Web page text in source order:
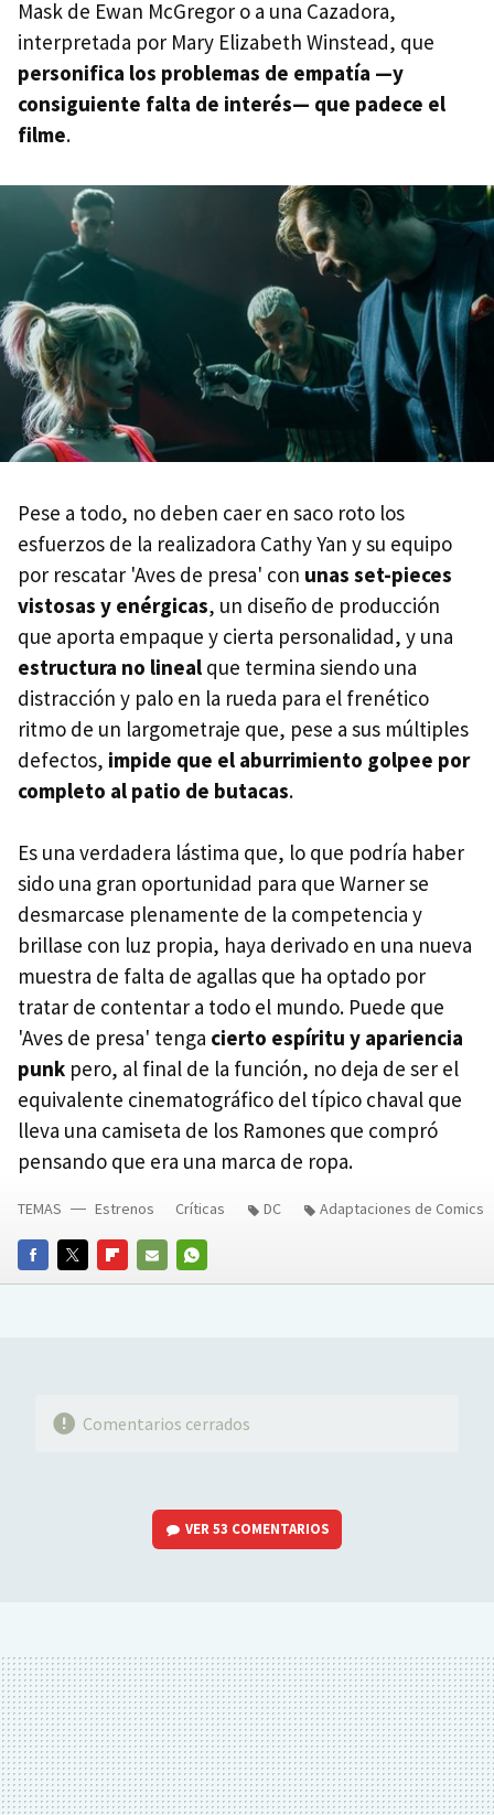
Mask de Ewan McGregor o a una Cazadora,
interpretada por Mary Elizabeth Winstead, que
personifica los problemas de empatía —y
consiguiente falta de interés— que padece el
filme.
Pese a todo, no deben caer en saco roto los
esfuerzos de la realizadora Cathy Yan y su equipo
por rescatar 'Aves de presa' con unas set-pieces
vistosas y enérgicas, un diseño de producción
que aporta empaque y cierta personalidad, y una
estructura no lineal que termina siendo una
distracción y palo en la rueda para el frenético
ritmo de un largometraje que, pese a sus múltiples
defectos, impide que el aburrimiento golpee por
completo al patio de butacas.
Es una verdadera lástima que, lo que podría haber
sido una gran oportunidad para que Warner se
desmarcase plenamente de la competencia y
brillase con luz propia, haya derivado en una nueva
muestra de falta de agallas que ha optado por
tratar de contentar a todo el mundo. Puede que
'Aves de presa' tenga cierto espíritu y apariencia
punk pero, al final de la función, no deja de ser el
equivalente cinematográfico del típico chaval que
lleva una camiseta de los Ramones que compró
pensando que era una marca de ropa.
FACEBOOKTWITTERFLIPBOARD
E-
WHATSAPP
TEMAS Estrenos Críticas DC Adaptaciones de Comics
Comentarios cerrados
VER53 COMENTARIOS